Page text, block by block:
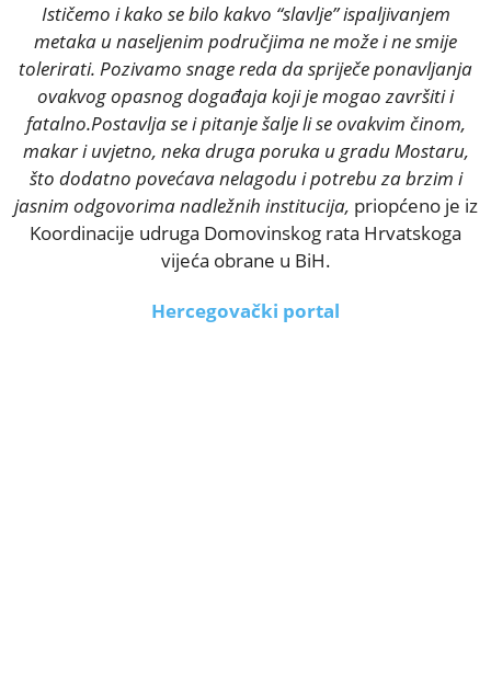
Ističemo i kako se bilo kakvo “slavlje” ispaljivanjem
metaka u naseljenim područjima ne može i ne smije
tolerirati. Pozivamo snage reda da spriječe ponavljanja
ovakvog opasnog događaja koji je mogao završiti i
fatalno.Postavlja se i pitanje šalje li se ovakvim činom,
makar i uvjetno, neka druga poruka u gradu Mostaru,
što dodatno povećava nelagodu i potrebu za brzim i
jasnim odgovorima nadležnih institucija, priopćeno je iz
Koordinacije udruga Domovinskog rata Hrvatskoga
vijeća obrane u BiH.
Hercegovački portal